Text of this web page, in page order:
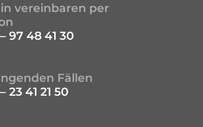
vereinbaren per
97 48 41 30
Fällen
23 41 21 50